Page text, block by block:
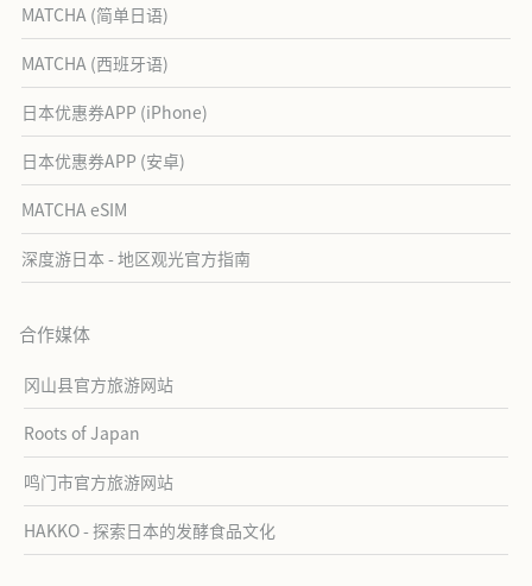
MATCHA (简单日语)
MATCHA (西班牙语)
日本优惠券APP (iPhone)
日本优惠券APP (安卓)
MATCHA eSIM
深度游日本 - 地区观光官方指南
合作媒体
冈山县官方旅游网站
Roots of Japan
鸣门市官方旅游网站
HAKKO - 探索日本的发酵食品文化